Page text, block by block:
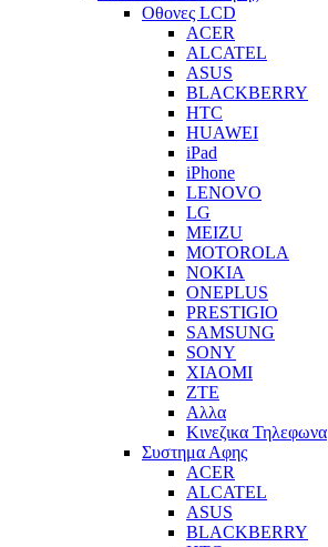
Οθονες LCD
ACER
ALCATEL
ASUS
BLACKBERRY
HTC
HUAWEI
iPad
iPhone
LENOVO
LG
MEIZU
MOTOROLA
NOKIA
ONEPLUS
PRESTIGIO
SAMSUNG
SONY
XIAOMI
ZTE
Αλλα
Κινεζικα Τηλεφωνα
Συστημα Αφης
ACER
ALCATEL
ASUS
BLACKBERRY